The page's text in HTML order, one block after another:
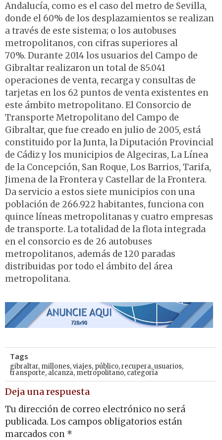
Andalucía, como es el caso del metro de Sevilla,
donde el 60% de los desplazamientos se realizan
a través de este sistema; o los autobuses
metropolitanos, con cifras superiores al
70%. Durante 2014 los usuarios del Campo de
Gibraltar realizaron un total de 85.041
operaciones de venta, recarga y consultas de
tarjetas en los 62 puntos de venta existentes en
este ámbito metropolitano. El Consorcio de
Transporte Metropolitano del Campo de
Gibraltar, que fue creado en julio de 2005, está
constituido por la Junta, la Diputación Provincial
de Cádiz y los municipios de Algeciras, La Línea
de la Concepción, San Roque, Los Barrios, Tarifa,
Jimena de la Frontera y Castellar de la Frontera.
Da servicio a estos siete municipios con una
población de 266.922 habitantes, funciona con
quince líneas metropolitanas y cuatro empresas
de transporte. La totalidad de la flota integrada
en el consorcio es de 26 autobuses
metropolitanos, además de 120 paradas
distribuidas por todo el ámbito del área
metropolitana.
Tags
gibraltar, millones,viajes, público,recupera,usuarios,
transporte, alcanza, metropolitano, categoría
Deja una respuesta
Tu dirección de correo electrónico no será
publicada. Los campos obligatorios están
marcados con *